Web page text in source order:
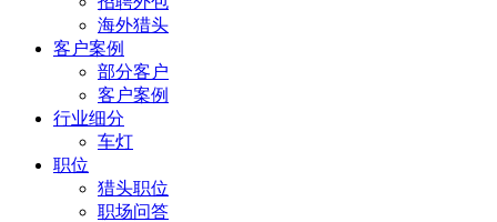
海外猎头
客户案例
部分客户
客户案例
行业细分
车灯
职位
猎头职位
职场问答